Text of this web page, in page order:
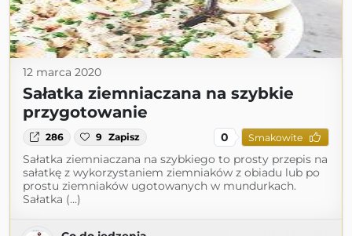
12 marca 2020
Sałatka ziemniaczana na szybkie
przygotowanie
286 9 Zapisz 0 Smakowite
Sałatka ziemniaczana na szybkiego to prosty przepis na
sałatkę z wykorzystaniem ziemniaków z obiadu lub po
prostu ziemniaków ugotowanych w mundurkach.
Sałatka (...)